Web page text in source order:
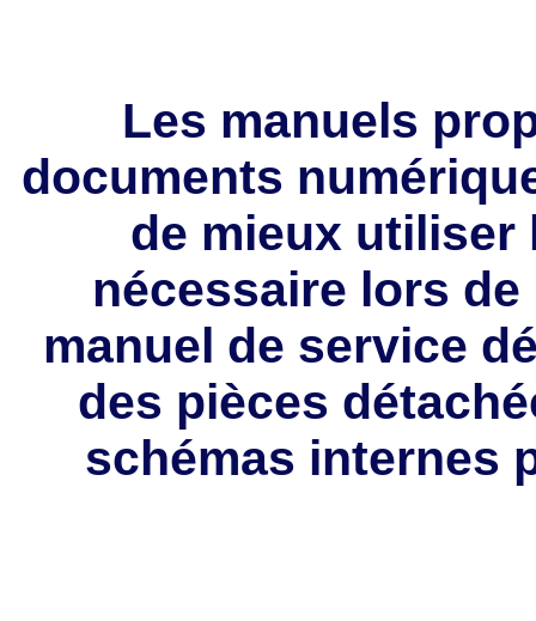
Les manuels
documents
de mieux utiliser
nécessaire lors
manuel de service
des pièces
schémas internes